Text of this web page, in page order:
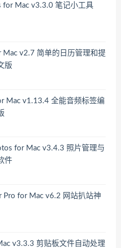
for Mac v3.3.0 笔记小工具
Mac v2.7 简单的日历管理和提
版
Mac v1.13.4 全能音频标签编
for Mac v3.4.3 照片管理与
件
Pro for Mac v6.2 网站扒站神
v3.3.3 剪贴板文件自动处理